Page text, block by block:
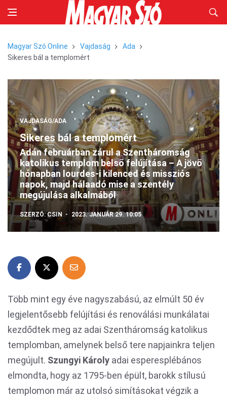
Magyar Szó Online Vajdaság
Ada
Sikeres bál a templomért
VAJDASÁG/ADA
Sikeres bál a templomért
Adán februárban zárul a Szentháromság
katolikus templom belső felújítása – A jövő
hónapban lourdes-i kilenced és missziós
napok, majd hálaadó mise a szentély
megújulása alkalmából
SZERZŐ:CSIN 2023. JANUÁR 29. 10:05
Több mint egy éve nagyszabású, az elmúlt 50 év
legjelentősebb felújítási és renoválási munkálatai
kezdődtek meg az adai Szentháromság katolikus
templomban, amelynek belső tere napjainkra teljen
megújult. Szungyi Károly adai esperesplébános
elmondta, hogy az 1795-ben épült, barokk stílusú
templomon már az utolsó simításokat végzik a